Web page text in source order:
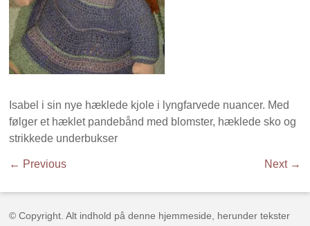
Isabel i sin nye hæklede kjole i lyngfarvede nuancer. Med
følger et hæklet pandebånd med blomster, hæklede sko og
strikkede underbukser
← Previous Next →
© Copyright. Alt indhold på denne hjemmeside, herunder tekster